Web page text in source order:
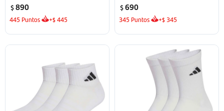
$890
445 Puntos +$445
$690
345 Puntos +$ 345